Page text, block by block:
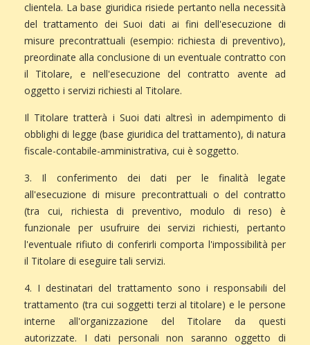
clientela. La base giuridica risiede pertanto nella necessità
del trattamento dei Suoi dati ai fini dell'esecuzione di
misure precontrattuali (esempio: richiesta di preventivo),
preordinate alla conclusione di un eventuale contratto con
il Titolare, e nell'esecuzione del contratto avente ad
oggetto i servizi richiesti al Titolare.
Il Titolare tratterà i Suoi dati altresì in adempimento di
obblighi di legge (base giuridica del trattamento), di natura
fiscale-contabile-amministrativa, cui è soggetto.
3. Il conferimento dei dati per le finalità legate
all'esecuzione di misure precontrattuali o del contratto
(tra cui, richiesta di preventivo, modulo di reso) è
funzionale per usufruire dei servizi richiesti, pertanto
l'eventuale rifiuto di conferirli comporta l'impossibilità per
il Titolare di eseguire tali servizi.
4. I destinatari del trattamento sono i responsabili del
trattamento (tra cui soggetti terzi al titolare) e le persone
interne all'organizzazione del Titolare da questi
autorizzate. I dati personali non saranno oggetto di